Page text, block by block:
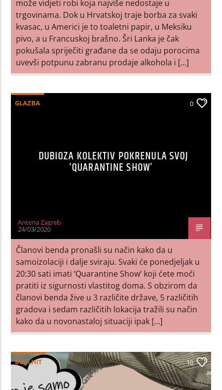
može vidjeti robi koja najviše nedostaje u
trgovinama. Dok u Hrvatskoj traje borba za svaki
kvasac, u Americi je to toaletni papir, u Meksiku
pivo, a u Francuskoj brašno. Šri Lanka je čak
pokušala spriječiti građane da se odaju porocima
uvevši potpunu zabranu prodaje alkohola i […]
GLAZBA 0
DUBIOZA KOLEKTIV POKRENULA SVOJ
‘QUARANTINE SHOW’
Antena Zagreb
24/03/2020
Članovi benda pronašli su način kako da u
samoizolaciji i dalje sviraju. Svaki će ponedjeljak u
20:30 sati imati ‘Quarantine Show’ koji ćete moći
pratiti iz sigurnosti vlastitog doma. S obzirom da
članovi benda žive u 3 različite države, 5 različitih
gradova i sedam različitih lokacija tražili su način
kako da u novonastaloj situaciji ipak […]
BULLHIT 10